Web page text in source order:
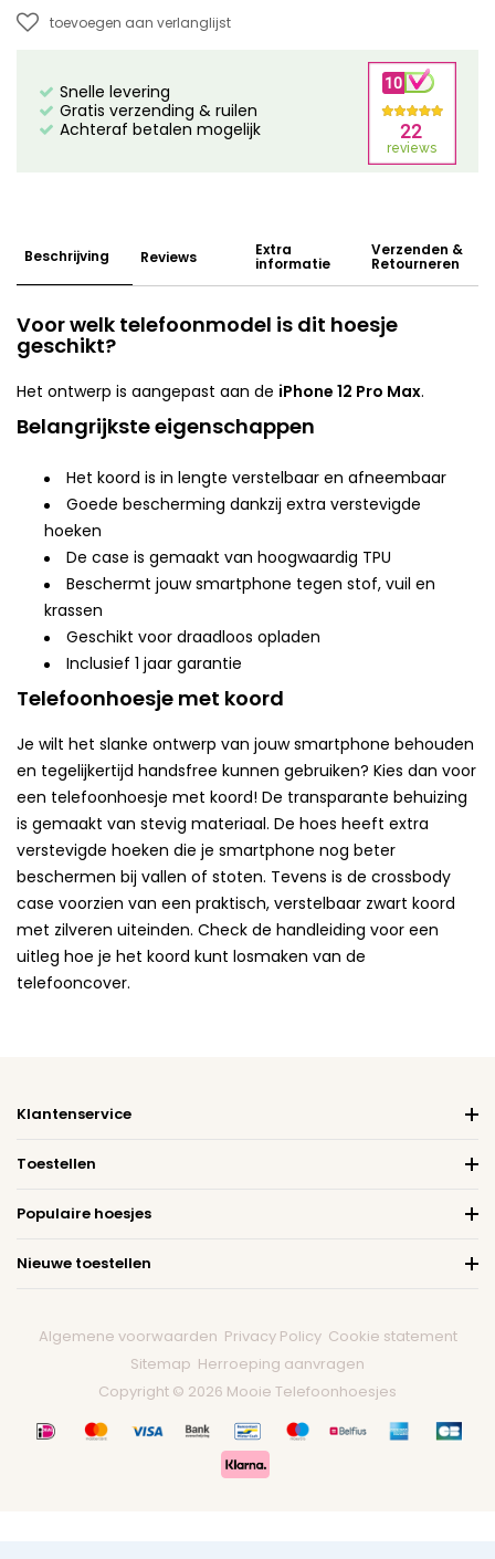
toevoegen aan verlanglijst
Snelle levering
Gratis verzending & ruilen
Achteraf betalen mogelijk
Beschrijving Reviews Extra
informatie
Verzenden &
Retourneren
Voor welk telefoonmodel is dit hoesje
geschikt?
Het ontwerp is aangepast aan de iPhone 12 Pro Max.
Belangrijkste eigenschappen
Het koord is in lengte verstelbaar en afneembaar
Goede bescherming dankzij extra verstevigde
hoeken
De case is gemaakt van hoogwaardig TPU
Beschermt jouw smartphone tegen stof, vuil en
krassen
Geschikt voor draadloos opladen
Inclusief 1 jaar garantie
Telefoonhoesje met koord
Je wilt het slanke ontwerp van jouw smartphone behouden
en tegelijkertijd handsfree kunnen gebruiken? Kies dan voor
een telefoonhoesje met koord! De transparante behuizing
is gemaakt van stevig materiaal. De hoes heeft extra
verstevigde hoeken die je smartphone nog beter
beschermen bij vallen of stoten. Tevens is de crossbody
case voorzien van een praktisch, verstelbaar zwart koord
met zilveren uiteinden. Check de handleiding voor een
uitleg hoe je het koord kunt losmaken van de
telefooncover.
Klantenservice
Toestellen
Populaire hoesjes
Nieuwe toestellen
Algemene voorwaarden Privacy Policy Cookie statement
Sitemap Herroeping aanvragen
Copyright © 2026 Mooie Telefoonhoesjes